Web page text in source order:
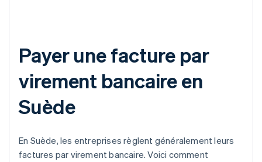
Payer une facture par
virement bancaire en
Suède
En Suède, les entreprises règlent généralement leurs
factures par virement bancaire. Voici comment